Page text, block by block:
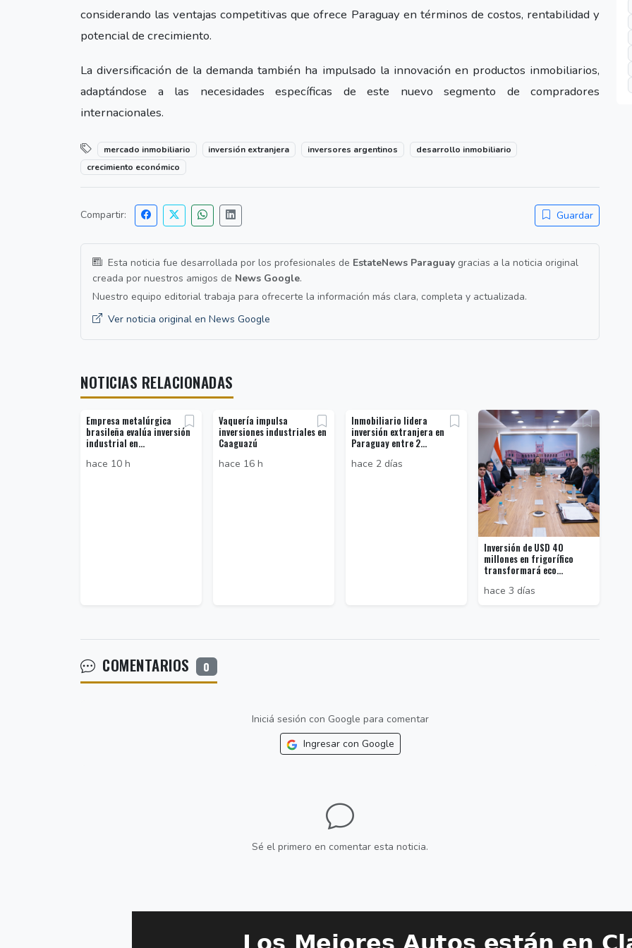
considerando las ventajas competitivas que ofrece Paraguay en términos de costos, rentabilidad y
potencial de crecimiento.
La diversificación de la demanda también ha impulsado la innovación en productos inmobiliarios,
adaptándose a las necesidades específicas de este nuevo segmento de compradores
internacionales.
mercado inmobiliario inversión extranjera inversores argentinos
desarrollo inmobiliario
crecimiento económico
Compartir: Guardar
Esta noticia fue desarrollada por los profesionales de EstateNews Paraguay gracias a la noticia original
creada por nuestros amigos de News Google.
Nuestro equipo editorial trabaja para ofrecerte la información más clara, completa y actualizada.
Ver noticia original en News Google
NOTICIAS RELACIONADAS
Empresa metalúrgica
brasileña evalúa inversión
industrial en...
hace 10 h
Vaquería impulsa
inversiones industriales en
Caaguazú
hace 16 h
Inmobiliario lidera
inversión extranjera en
Paraguay entre 2...
hace 2 días
Inversión de USD 40
millones en frigorífico
transformará eco...
hace 3 días
COMENTARIOS 0
Iniciá sesión con Google para comentar
Ingresar con Google
Sé el primero en comentar esta noticia.